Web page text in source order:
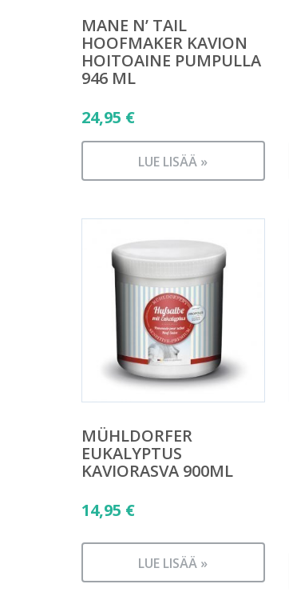
MANE N’ TAIL
HOOFMAKER KAVION
HOITOAINE PUMPULLA
946 ML
24,95 €
LUE LISÄÄ »
MÜHLDORFER
EUKALYPTUS
KAVIORASVA 900ML
14,95 €
LUE LISÄÄ »